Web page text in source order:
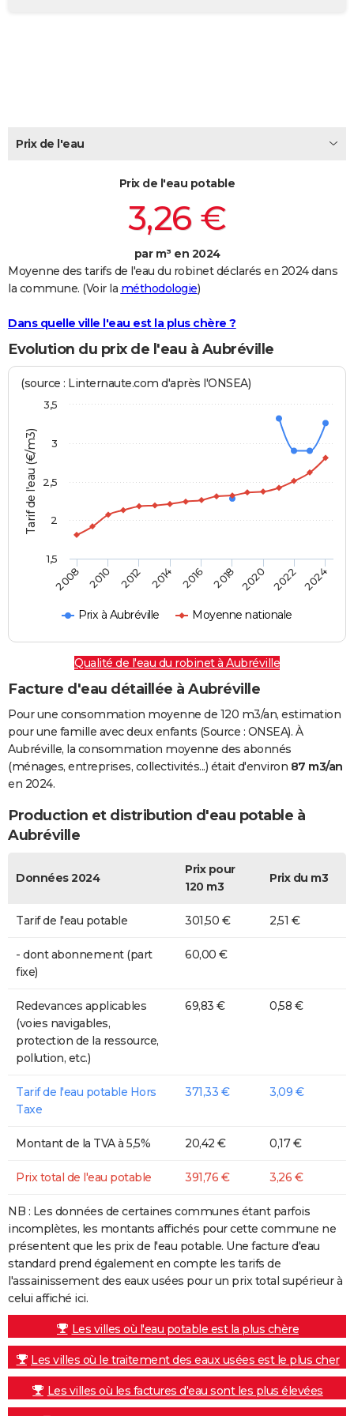
Carte de Noël
Carte Bonne année
Carte Saint-Valentin
Carte Pâques
Carte d'anniversaire
DICTIONNAIRE
FORUM
Prix de l'eau
Prix de l'eau potable
3,26 €
par m³ en 2024
Moyenne des tarifs de l'eau du robinet déclarés en 2024 dans
la commune. (Voir la méthodologie)
Dans quelle ville l'eau est la plus chère ?
Evolution du prix de l'eau à Aubréville
Tarif de l'eau (€/m3)
(source : Linternaute.com d'après l'ONSEA)
Prix à Aubréville Moyenne nationale
2008 2010 2012 2014 2016 2018 2020 2022 2024
1,5
2
2,5
3
3,5
Qualité de l'eau du robinet à Aubréville
Facture d'eau détaillée à Aubréville
Pour une consommation moyenne de 120 m3/an, estimation
pour une famille avec deux enfants (Source : ONSEA). À
Aubréville, la consommation moyenne des abonnés
(ménages, entreprises, collectivités...) était d'environ 87 m3/an
en 2024.
Production et distribution d'eau potable à
Aubréville
Données 2024
Prix pour
120 m3
Prix du m3
Tarif de l'eau potable 301,50 € 2,51 €
- dont abonnement (part
fixe)
60,00 €
Redevances applicables
(voies navigables,
protection de la ressource,
pollution, etc.)
69,83 € 0,58 €
Tarif de l'eau potable Hors
Taxe
371,33 € 3,09 €
Montant de la TVA à 5,5% 20,42 € 0,17 €
Prix total de l'eau potable 391,76 € 3,26 €
NB : Les données de certaines communes étant parfois
incomplètes, les montants affichés pour cette commune ne
présentent que les prix de l'eau potable. Une facture d'eau
standard prend également en compte les tarifs de
l'assainissement des eaux usées pour un prix total supérieur à
celui affiché ici.
Les villes où l'eau potable est la plus chère
Les villes où le traitement des eaux usées est le plus cher
Les villes où les factures d'eau sont les plus élevées